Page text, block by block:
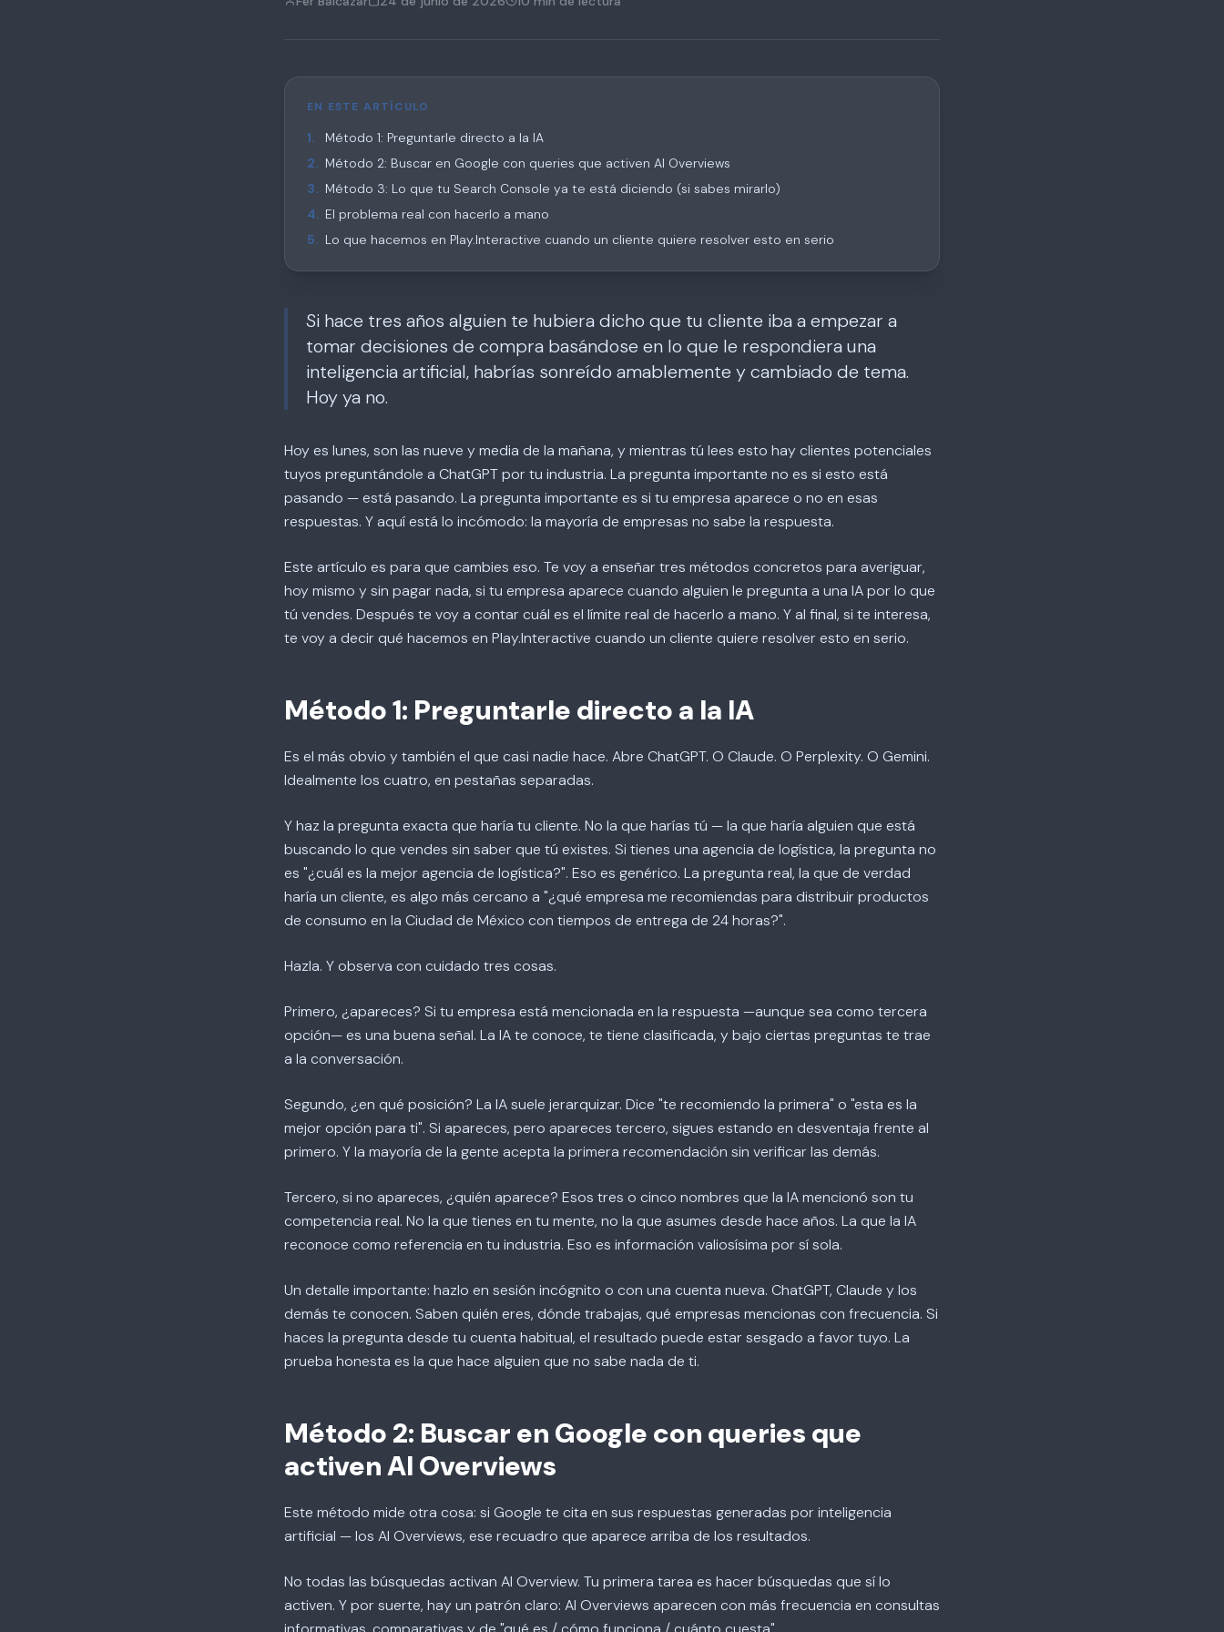
EN ESTE ARTÍCULO
1.
Método 1: Preguntarle directo a la IA
2. Método 2: Buscar en Google con queries que activen AI Overviews
3. Método 3: Lo que tu Search Console ya te está diciendo (si sabes mirarlo)
4. El problema real con hacerlo a mano
5. Lo que hacemos en Play.Interactive cuando un cliente quiere resolver esto en serio
Si hace tres años alguien te hubiera dicho que tu cliente iba a empezar a
tomar decisiones de compra basándose en lo que le respondiera una
inteligencia artificial, habrías sonreído amablemente y cambiado de tema.
Hoy ya no.
Hoy es lunes, son las nueve y media de la mañana, y mientras tú lees esto hay clientes potenciales
tuyos preguntándole a ChatGPT por tu industria. La pregunta importante no es si esto está
pasando — está pasando. La pregunta importante es si tu empresa aparece o no en esas
respuestas. Y aquí está lo incómodo: la mayoría de empresas no sabe la respuesta.
Este artículo es para que cambies eso. Te voy a enseñar tres métodos concretos para averiguar,
hoy mismo y sin pagar nada, si tu empresa aparece cuando alguien le pregunta a una IA por lo que
tú vendes. Después te voy a contar cuál es el límite real de hacerlo a mano. Y al final, si te interesa,
te voy a decir qué hacemos en Play.Interactive cuando un cliente quiere resolver esto en serio.
Método 1: Preguntarle directo a la IA
Es el más obvio y también el que casi nadie hace. Abre ChatGPT. O Claude. O Perplexity. O Gemini.
Idealmente los cuatro, en pestañas separadas.
Y haz la pregunta exacta que haría tu cliente. No la que harías tú — la que haría alguien que está
buscando lo que vendes sin saber que tú existes. Si tienes una agencia de logística, la pregunta no
es "¿cuál es la mejor agencia de logística?". Eso es genérico. La pregunta real, la que de verdad
haría un cliente, es algo más cercano a "¿qué empresa me recomiendas para distribuir productos
de consumo en la Ciudad de México con tiempos de entrega de 24 horas?".
Hazla. Y observa con cuidado tres cosas.
Primero, ¿apareces? Si tu empresa está mencionada en la respuesta —aunque sea como tercera
opción— es una buena señal. La IA te conoce, te tiene clasificada, y bajo ciertas preguntas te trae
a la conversación.
Segundo, ¿en qué posición? La IA suele jerarquizar. Dice "te recomiendo la primera" o "esta es la
mejor opción para ti". Si apareces, pero apareces tercero, sigues estando en desventaja frente al
primero. Y la mayoría de la gente acepta la primera recomendación sin verificar las demás.
Tercero, si no apareces, ¿quién aparece? Esos tres o cinco nombres que la IA mencionó son tu
competencia real. No la que tienes en tu mente, no la que asumes desde hace años. La que la IA
reconoce como referencia en tu industria. Eso es información valiosísima por sí sola.
Un detalle importante: hazlo en sesión incógnito o con una cuenta nueva. ChatGPT, Claude y los
demás te conocen. Saben quién eres, dónde trabajas, qué empresas mencionas con frecuencia. Si
haces la pregunta desde tu cuenta habitual, el resultado puede estar sesgado a favor tuyo. La
prueba honesta es la que hace alguien que no sabe nada de ti.
Método 2: Buscar en Google con queries que
activen AI Overviews
Este método mide otra cosa: si Google te cita en sus respuestas generadas por inteligencia
artificial — los AI Overviews, ese recuadro que aparece arriba de los resultados.
No todas las búsquedas activan AI Overview. Tu primera tarea es hacer búsquedas que sí lo
activen. Y por suerte, hay un patrón claro: AI Overviews aparecen con más frecuencia en consultas